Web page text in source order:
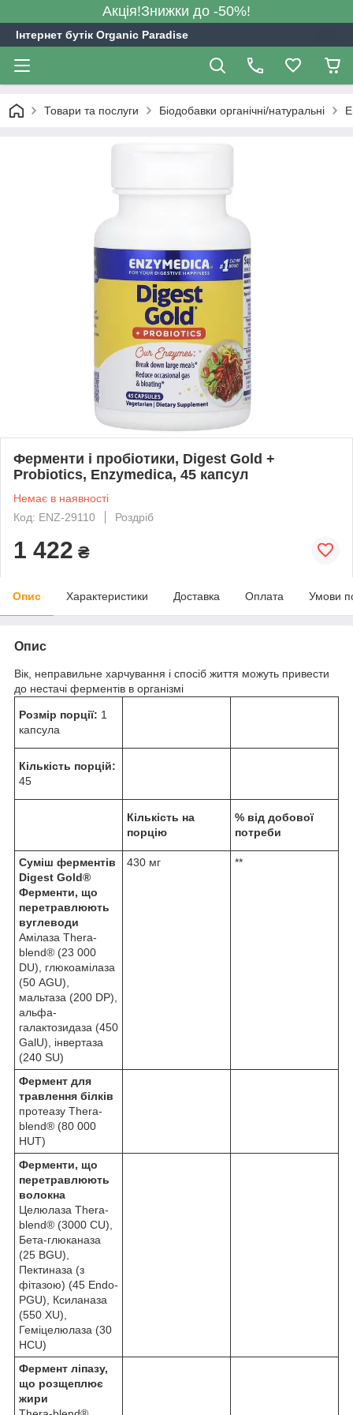
Акція!Знижки до -50%!
Інтернет бутік Organic Paradise
Товари та послуги Біодобавки органічні/натуральні
Ферменти і пробіотики, Digest Gold +
Probiotics, Enzymedica, 45 капсул
Немає в наявності
Код: ENZ-29110
Роздріб
1 422 ₴
Опис Характеристики Доставка Оплата Умови
Опис
Вік, неправильне харчування і спосіб життя можуть привести
до нестачі ферментів в організмі
Розмір порції: 1
капсула
Кількість порцій:
45
Кількість на
порцію
% від добової
потреби
Суміш ферментів
Digest Gold®
Ферменти, що
перетравлюють
вуглеводи
Амілаза Thera-
blend® (23 000
DU), глюкоамілаза
(50 AGU),
мальтаза (200 DP),
альфа-
галактозидаза (450
GalU), інвертаза
(240 SU)
430 мг **
Фермент для
травлення білків
протеазу Thera-
blend® (80 000
HUT)
Ферменти, що
перетравлюють
волокна
Целюлаза Thera-
blend® (3000 CU),
Бета-глюканаза
(25 BGU),
Пектиназа (з
фітазою) (45 Endo-
PGU), Ксиланаза
(550 XU),
Геміцелюлаза (30
HCU)
Фермент ліпазу,
що розщеплює
жири